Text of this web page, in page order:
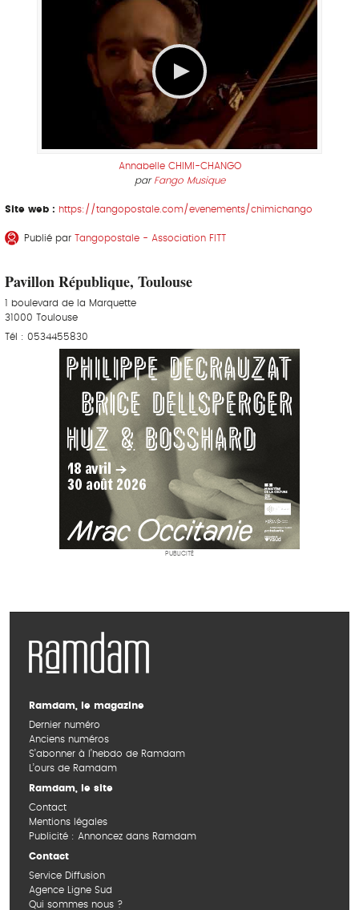
Annabelle CHIMI-CHANGO
par Fango Musique
Site web : https://tangopostale.com/evenements/chimichango
Publié par Tangopostale - Association FITT
Pavillon République, Toulouse
1 boulevard de la Marquette
31000 Toulouse
Tél : 0534455830
PUBLICITÉ
Ramdam, le magazine
Dernier numéro
Anciens numéros
S’abonner à l’hebdo de Ramdam
L’ours de Ramdam
Ramdam, le site
Contact
Mentions légales
Publicité : Annoncez dans Ramdam
Contact
Service Diffusion
Agence Ligne Sud
Qui sommes nous ?